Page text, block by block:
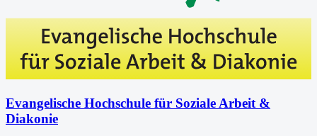
Evangelische Hochschule für Soziale Arbeit &
Diakonie